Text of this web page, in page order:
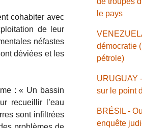
cohabiter avec
de leur
néfastes
déviées et les
: « Un bassin
recueillir l’eau
sont infiltrées
le pays
démocratie
pétrole)
URUGUAY
sur le point
BRÉSIL -
enquête